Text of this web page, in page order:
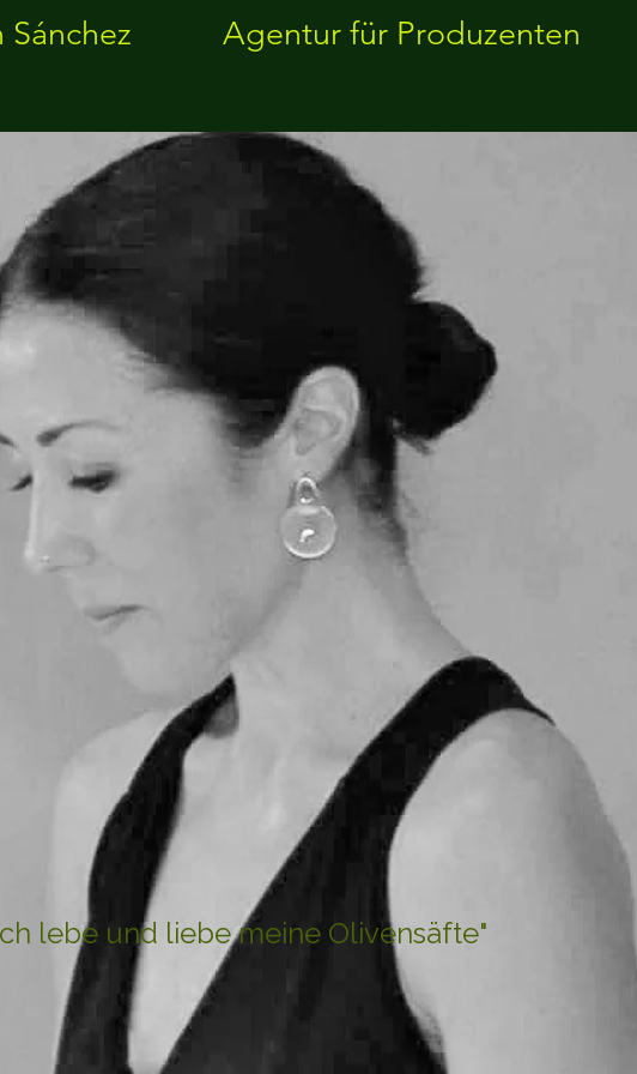
Sánchez Agentur für Produzenten
lebe und liebe meine Olivensäfte"